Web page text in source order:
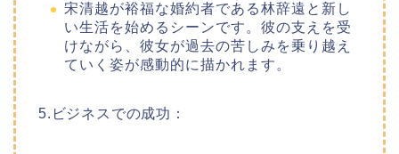
宋清越が裕福な婚約者である林辞遠と新し
い生活を始めるシーンです。彼の支えを受
けながら、彼女が過去の苦しみを乗り越え
ていく姿が感動的に描かれます。
5.ビジネスでの成功：